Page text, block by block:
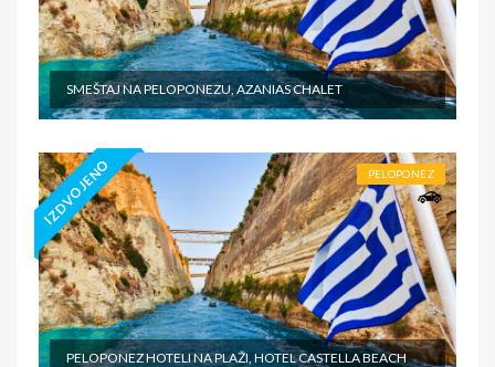
SMEŠTAJ NA PELOPONEZU, AZANIAS CHALET
IZDVOJENO PELOPONEZ
PELOPONEZ HOTELI NA PLAŽI, HOTEL CASTELLA BEACH